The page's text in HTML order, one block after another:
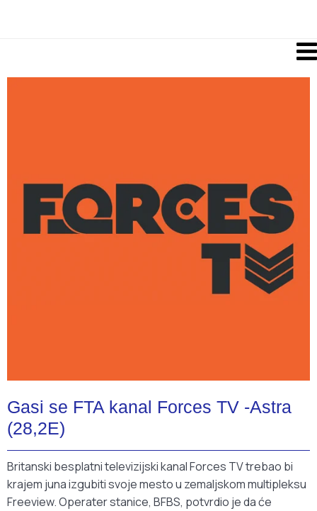
Gasi se FTA kanal Forces TV -Astra
(28,2E)
Britanski besplatni televizijski kanal Forces TV trebao bi
krajem juna izgubiti svoje mesto u zemaljskom multipleksu
Freeview. Operater stanice, BFBS, potvrdio je da će